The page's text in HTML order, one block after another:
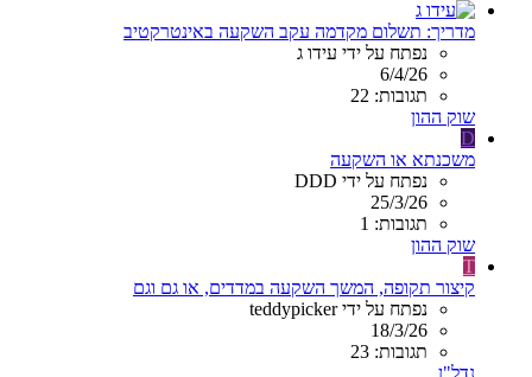
מדריך: תשלום מקדמה עקב השקעה באינטרקטיב
נפתח על ידי עידו ג
6/4/26
תגובות: 22
שוק ההון
D
משכנתא או השקעה
נפתח על ידי DDD
25/3/26
תגובות: 1
שוק ההון
T
קיצור תקופה, המשך השקעה במדדים, או גם וגם
נפתח על ידי teddypicker
18/3/26
תגובות: 23
נדל"ן